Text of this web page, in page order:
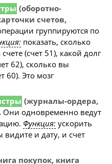
(оборотно-
счетов,
группируются по
показать, сколько
(счет 51), какой долг
62), сколько вы
60). Это мозг
(журналы-ордера,
Они одновременно ведут
Функция: ускорить
и дату, и счет
покупок, книга